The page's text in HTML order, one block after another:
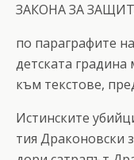
ЗАКОНА ЗА
по параграфите
детската
към текстове,
Истинските
тия Драконовски